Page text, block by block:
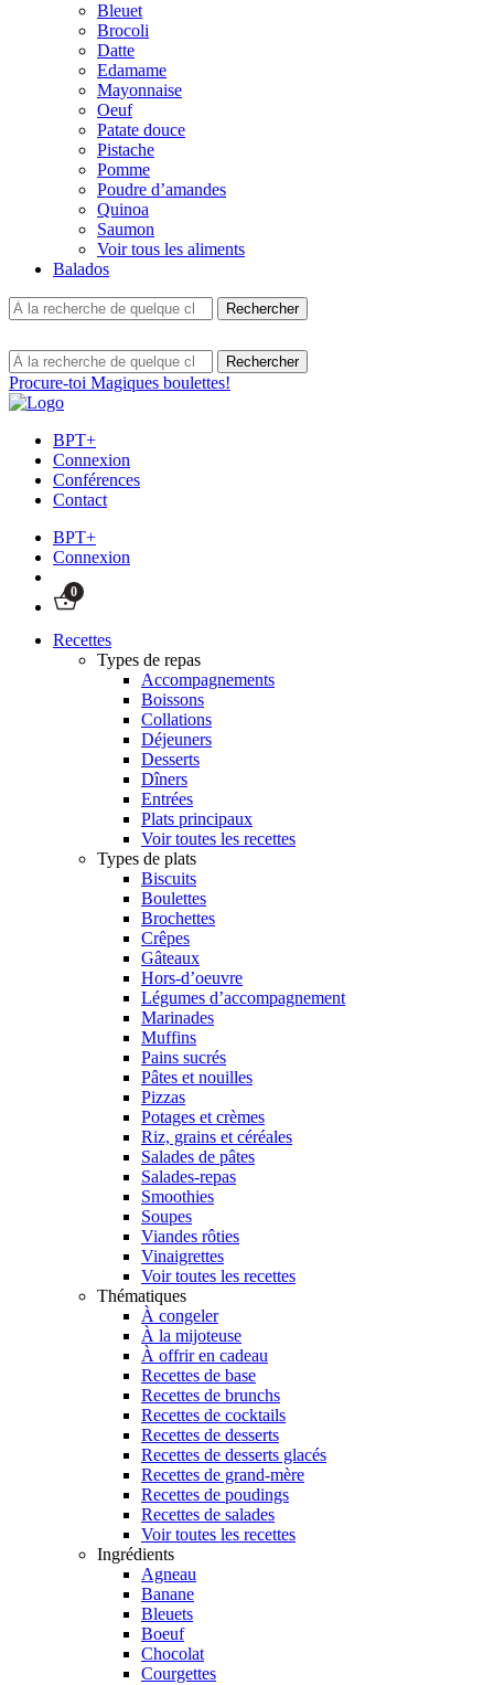
Bleuet
Brocoli
Datte
Edamame
Mayonnaise
Oeuf
Patate douce
Pistache
Pomme
Poudre d’amandes
Quinoa
Saumon
Voir tous les aliments
Balados
Procure-toi Magiques boulettes!
BPT+
Connexion
Conférences
Contact
BPT+
Connexion
0
Recettes
Types de repas
Accompagnements
Boissons
Collations
Déjeuners
Desserts
Dîners
Entrées
Plats principaux
Voir toutes les recettes
Types de plats
Biscuits
Boulettes
Brochettes
Crêpes
Gâteaux
Hors-d’oeuvre
Légumes d’accompagnement
Marinades
Muffins
Pains sucrés
Pâtes et nouilles
Pizzas
Potages et crèmes
Riz, grains et céréales
Salades de pâtes
Salades-repas
Smoothies
Soupes
Viandes rôties
Vinaigrettes
Voir toutes les recettes
Thématiques
À congeler
À la mijoteuse
À offrir en cadeau
Recettes de base
Recettes de brunchs
Recettes de cocktails
Recettes de desserts
Recettes de desserts glacés
Recettes de grand-mère
Recettes de poudings
Recettes de salades
Voir toutes les recettes
Ingrédients
Agneau
Banane
Bleuets
Boeuf
Chocolat
Courgettes